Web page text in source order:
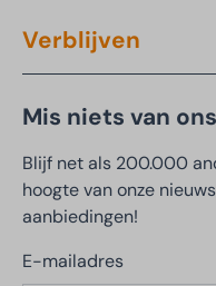
Verblijven
Mis niets van
Blijf net als 200.000
hoogte van onze
aanbiedingen!
E-mailadres